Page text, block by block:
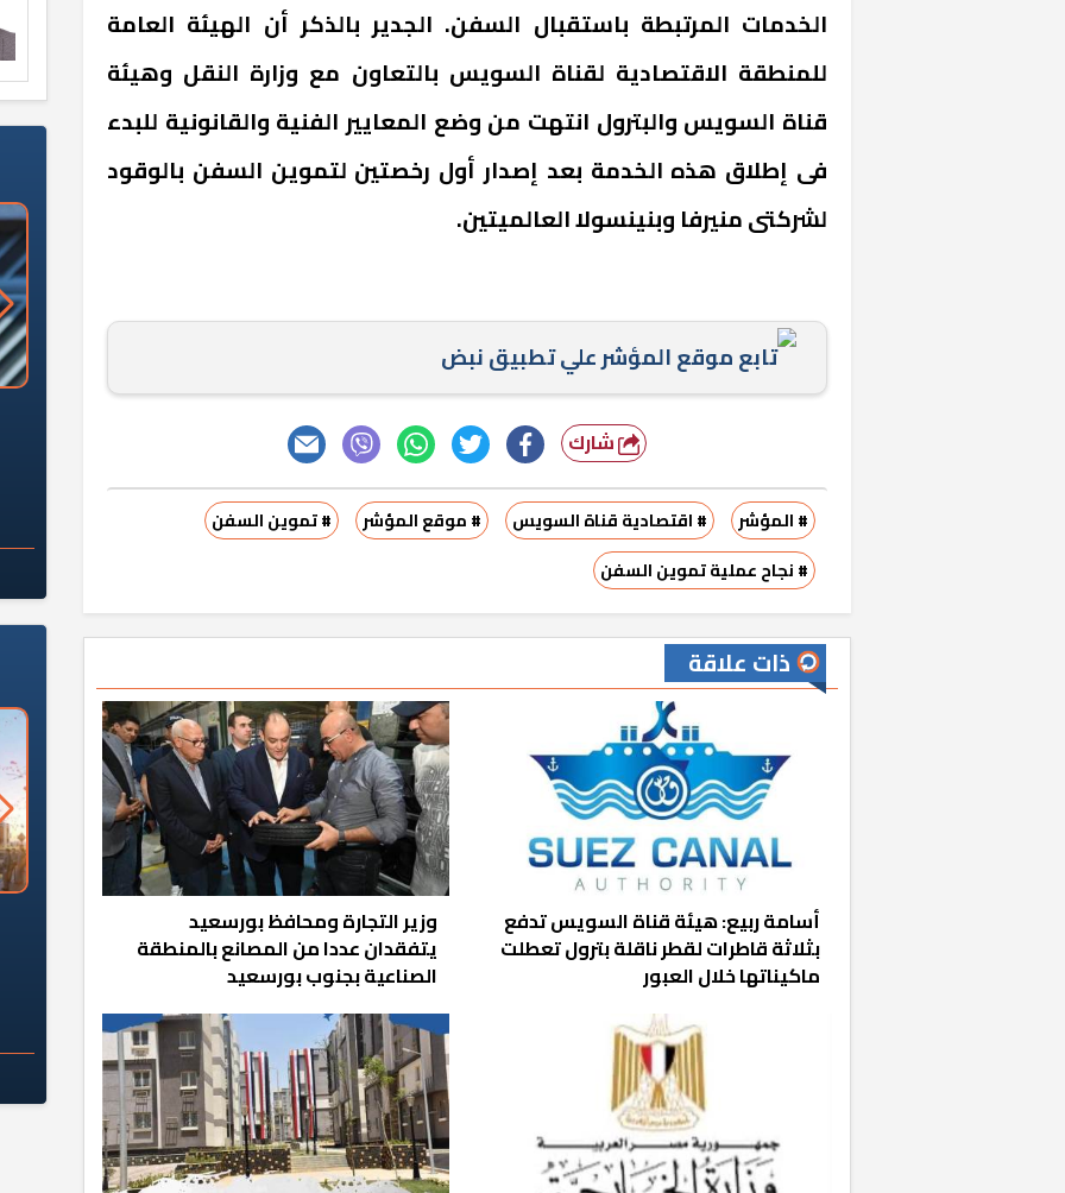
الخدمات المرتبطة باستقبال السفن. الجدير بالذكر أن الهيئة العامة
للمنطقة الاقتصادية لقناة السويس بالتعاون مع وزارة النقل وهيئة
قناة السويس والبترول انتهت من وضع المعايير الفنية والقانونية للبدء
فى إطلاق هذه الخدمة بعد إصدار أول رخصتين لتموين السفن بالوقود
لشركتى منيرفا وبنينسولا العالميتين.
تابع موقع المؤشر علي تطبيق نبض
شارك
# المؤشر # اقتصادية قناة السويس # موقع المؤشر
# تموين السفن
# نجاح عملية تموين السفن
ذات علاقة
أسامة ربيع: هيئة قناة السويس تدفع
بثلاثة قاطرات لقطر ناقلة بترول تعطلت
ماكيناتها خلال العبور
وزير التجارة ومحافظ بورسعيد
يتفقدان عددا من المصانع بالمنطقة
الصناعية بجنوب بورسعيد
خشبية بفناء مقبرة "باكي"
«المؤشر» يطرح السؤال الصعب: هل
كان اختيار خريج معهد العاشر من
رمضان وزيرًا للإسكان قرارًا صائبًا؟
لماذا تخالف الشركات العقارية
تعليمات الرئيس السيسي؟